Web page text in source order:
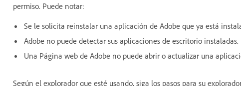
permiso. Puede notar:
Se le solicita reinstalar una aplicación de Adobe que ya está
Adobe no puede detectar sus aplicaciones de escritorio instaladas.
Una Página web de Adobe no puede abrir o actualizar una
Según el explorador que esté usando, siga los pasos para su